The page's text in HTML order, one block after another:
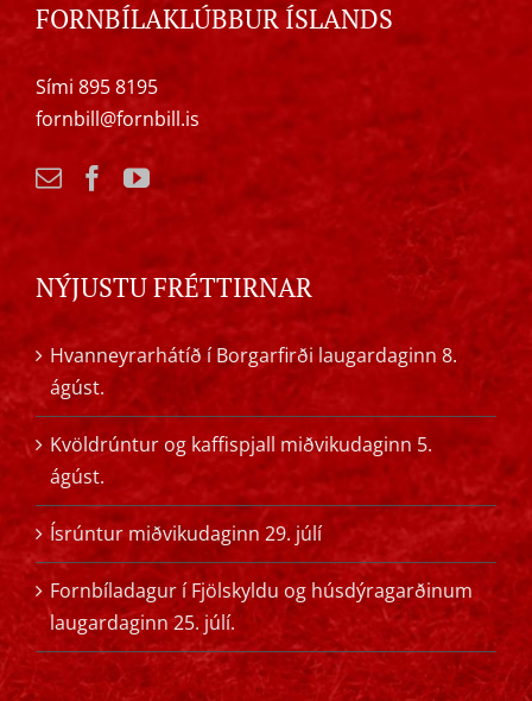
FORNBÍLAKLÚBBUR ÍSLANDS
Sími 895 8195
fornbill@fornbill.is
NÝJUSTU FRÉTTIRNAR
Hvanneyrarhátíð í Borgarfirði laugardaginn 8.
ágúst.
Kvöldrúntur og kaffispjall miðvikudaginn 5.
ágúst.
Ísrúntur miðvikudaginn 29. júlí
Fornbíladagur í Fjölskyldu og húsdýragarðinum
laugardaginn 25. júlí.